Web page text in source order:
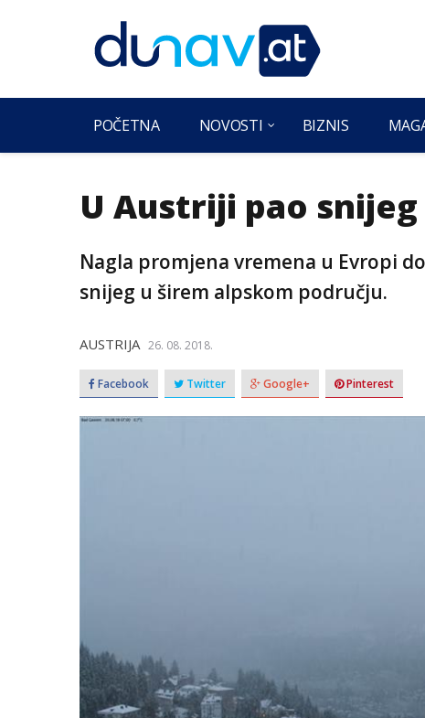
POČETNA NOVOSTI BIZNIS
U Austriji pao snijeg
Nagla promjena vremena u Evropi
snijeg u širem alpskom području.
AUSTRIJA 26. 08. 2018.
Facebook Twitter Google+ Pinterest